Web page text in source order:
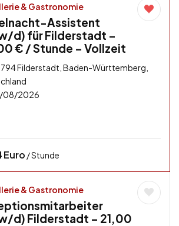
& Gastronomie
Assistent
d) für Filderstadt –
€ / Stunde – Vollzeit
Filderstadt, Baden-Württemberg,
08/2026
Euro / Stunde
& Gastronomie
d) Filderstadt – 21,00